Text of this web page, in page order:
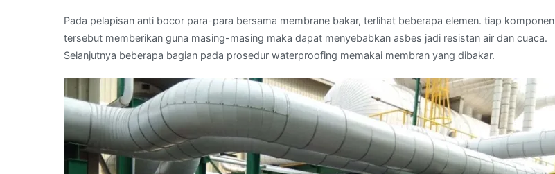
Pada pelapisan anti bocor para-para bersama membrane bakar, terlihat beberapa elemen. tiap komponen
tersebut memberikan guna masing-masing maka dapat menyebabkan asbes jadi resistan air dan cuaca.
Selanjutnya beberapa bagian pada prosedur waterproofing memakai membran yang dibakar.